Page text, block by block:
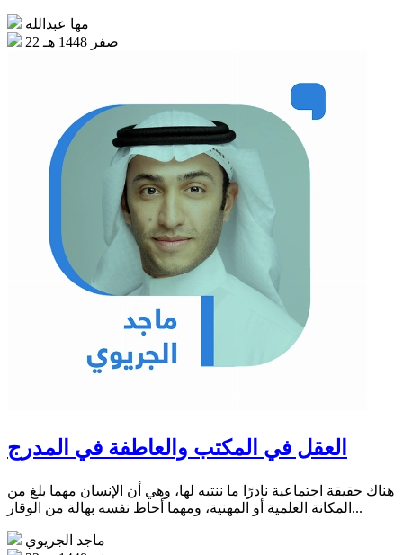
مها عبدالله
22 صفر 1448 هـ
العقل في المكتب والعاطفة في المدرج
هناك حقيقة اجتماعية نادرًا ما ننتبه لها، وهي أن الإنسان مهما بلغ من
المكانة العلمية أو المهنية، ومهما أحاط نفسه بهالة من الوقار...
ماجد الجريوي